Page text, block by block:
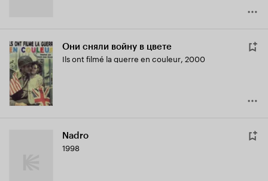
Они сняли войну в цвете
Ils ont filmé la guerre en couleur, 2000
Nadro
1998